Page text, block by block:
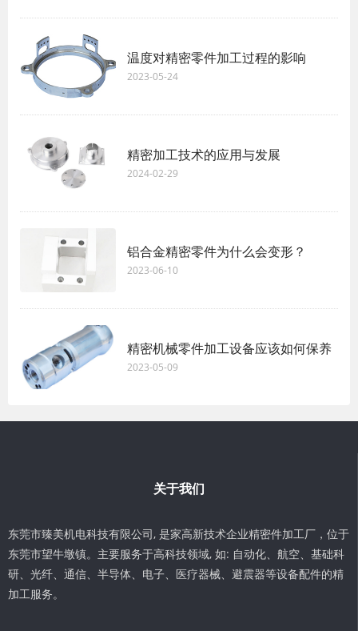
温度对精密零件加工过程的影响
2023-05-24
精密加工技术的应用与发展
2024-02-29
铝合金精密零件为什么会变形？
2023-06-10
精密机械零件加工设备应该如何保养
2023-05-09
关于我们
东莞市臻美机电科技有限公司, 是家高新技术企业精密件加工厂，位于
东莞市望牛墩镇。主要服务于高科技领域, 如: 自动化、航空、基础科
研、光纤、通信、半导体、电子、医疗器械、避震器等设备配件的精
加工服务。